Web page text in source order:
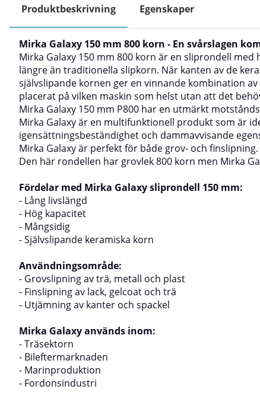
Produktbeskrivning Egenskaper
Mirka Galaxy 150 mm 800 korn - En svårslagen
Mirka Galaxy 150 mm 800 korn är en sliprondell
längre än traditionella slipkorn. När kanten av de
självslipande kornen ger en vinnande kombination
placerat på vilken maskin som helst utan att det
Mirka Galaxy 150 mm P800 har en utmärkt
Mirka Galaxy är en multifunktionell produkt som är
igensättningsbeständighet och dammavvisande
Mirka Galaxy är perfekt för både grov- och
Den här rondellen har grovlek 800 korn men Mirka
Fördelar med Mirka Galaxy sliprondell 150 mm:
- Lång livslängd
- Hög kapacitet
- Mångsidig
- Självslipande keramiska korn
Användningsområde:
- Grovslipning av trä, metall och plast
- Finslipning av lack, gelcoat och trä
- Utjämning av kanter och spackel
Mirka Galaxy används inom:
- Träsektorn
- Bileftermarknaden
- Marinproduktion
- Fordonsindustri